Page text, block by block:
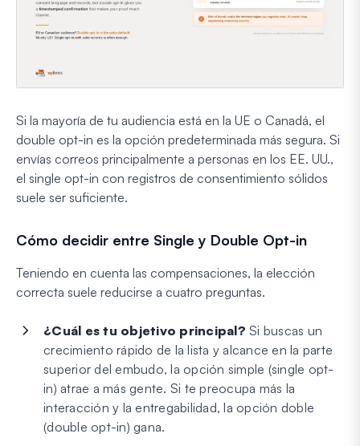
Si la mayoría de tu audiencia está en la UE o Canadá, el
double opt-in es la opción predeterminada más segura. Si
envías correos principalmente a personas en los EE. UU.,
el single opt-in con registros de consentimiento sólidos
suele ser suficiente.
Cómo decidir entre Single y Double Opt-in
Teniendo en cuenta las compensaciones, la elección
correcta suele reducirse a cuatro preguntas.
¿Cuál es tu objetivo principal? Si buscas un
crecimiento rápido de la lista y alcance en la parte
superior del embudo, la opción simple (single opt-
in) atrae a más gente. Si te preocupa más la
interacción y la entregabilidad, la opción doble
(double opt-in) gana.